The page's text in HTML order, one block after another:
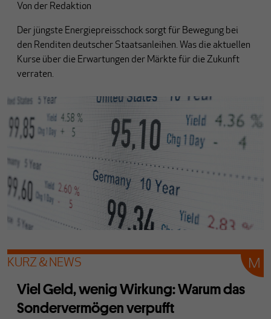
Von der Redaktion
Der jüngste Energiepreisschock sorgt für Bewegung bei
den Renditen deutscher Staatsanleihen. Was die aktuellen
Kurse über die Erwartungen der Märkte für die Zukunft
verraten.
KURZ & NEWS
Viel Geld, wenig Wirkung: Warum das
Sondervermögen verpufft